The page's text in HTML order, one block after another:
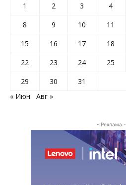
1 2 3 4
8
9 10 11
15
16 17 18
22
23 24 25
29
30
31
« Июн
Авг »
- Реклама -